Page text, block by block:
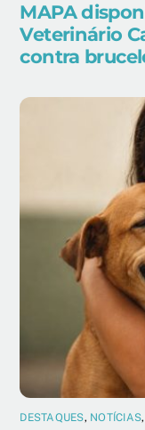
MAPA
Veterinário
contra
DESTAQUES, NOTÍCIAS,